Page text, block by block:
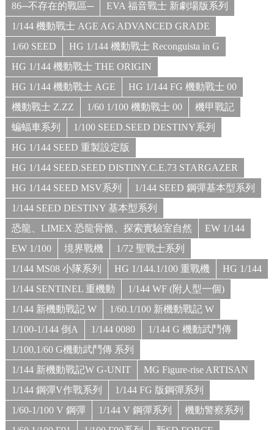
86─不存在的戰區─
EVA 福音戰士 新劇場版系列
1/144 機動戰士 AGE AG ADVANCED GRADE
1/60 SEED
HG 1/144 機動戰士 Reconguista in G
HG 1/144 機動戰士 THE ORIGIN
HG 1/144 機動戰士 AGE
HG 1/144 FG 機動戰士 00
機動戰士 Z.ZZ
1/60 1/100 機動戰士 00
機甲戰記
蝙蝠車系列
1/100 SEED.SEED DESTINY系列
HG 1/144 SEED 重製設定版
HG 1/144 SEED.SEED DISTINY.C.E.73 STARGAZER
HG 1/144 SEED MSV系列
1/144 SEED 鋼彈基本型系列
1/144 SEED DESTINY 基本型系列
恐龍、LIMEX 恐龍骨骼、探索實驗室自然
EW 1/144
EW 1/100
境界戰機
1/72 聖戰士系列
1/144 MS08 小隊系列
HG 1/144.1/100 重戰機
HG 1/144
1/144 SENTINEL 重機動
1/144 WF (附人型一個)
1/144 新機動戰記 W
1/60.1/100 新機動戰記 W
1/100-1/144 倒A
1/144 0080
1/144 G 機動武鬥傳
1/100,1/60 G機動武鬥傳 系列
1/144 新機動戰記W G-UNIT
MG Figure-rise ARTISAN
1/144 鋼彈V作戰系列
1/144 FG 版鋼彈系列
1/60-1/100 V 鋼彈
1/144 V 鋼彈系列
機動警察系列